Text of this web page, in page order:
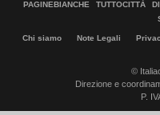
PAGINEBIANCHE
TUTTOCITTÀ
Chi siamo Note Legali
©
Direzione e
P.